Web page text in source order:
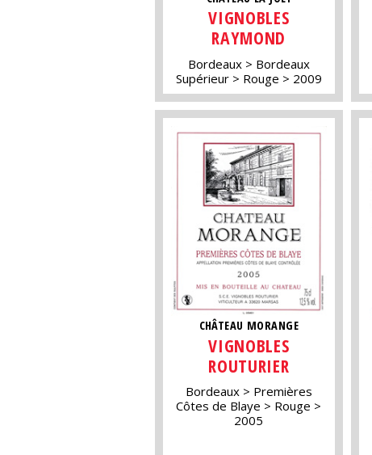
VIGNOBLES
RAYMOND
Bordeaux
Bordeaux
Supérieur
Rouge 2009
CHÂTEAU MORANGE
VIGNOBLES
ROUTURIER
Bordeaux
Premières
Côtes de Blaye
Rouge
2005